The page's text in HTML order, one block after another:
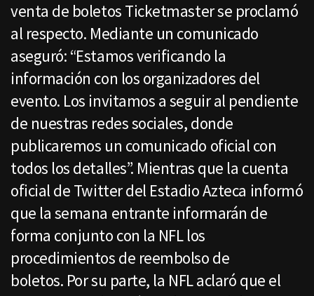
venta de boletos Ticketmaster se proclamó
al respecto. Mediante un comunicado
aseguró: “Estamos verificando la
información con los organizadores del
evento. Los invitamos a seguir al pendiente
de nuestras redes sociales, donde
publicaremos un comunicado oficial con
todos los detalles”. Mientras que la cuenta
oficial de Twitter del Estadio Azteca informó
que la semana entrante informarán de
forma conjunto con la NFL los
procedimientos de reembolso de
boletos. Por su parte, la NFL aclaró que el